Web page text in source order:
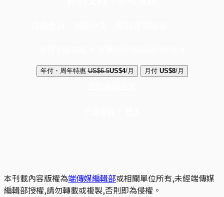
年付・周年特惠 US$6.5US$4/月 月付 US$8/月
本刊載內容版權為端傳媒編輯部或相關單位所有,未經端傳媒
編輯部授權,請勿轉載或複製,否則即為侵權。